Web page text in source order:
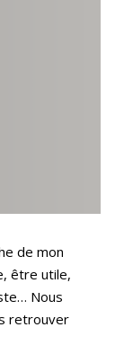
de mon
être utile,
Nous
retrouver